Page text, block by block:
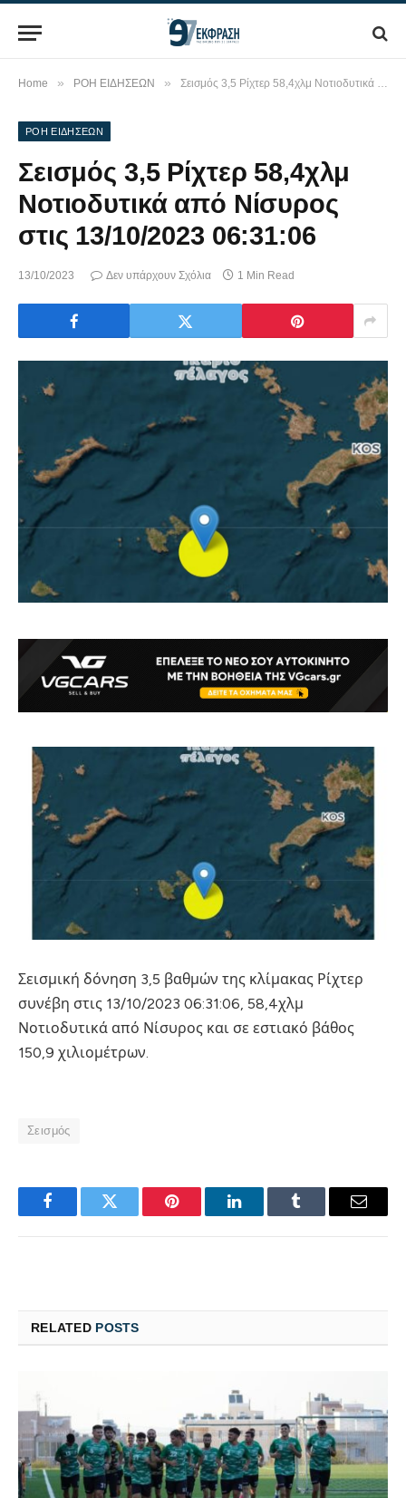
Home » ΡΟΗ ΕΙΔΗΣΕΩΝ » Σεισμός 3,5 Ρίχτερ 58,4χλμ Νοτιοδυτικά από Νίσυρος στις 13/10/2023 06:31:06
ΡΟΗ ΕΙΔΗΣΕΩΝ
Σεισμός 3,5 Ρίχτερ 58,4χλμ
Νοτιοδυτικά από Νίσυρος
στις 13/10/2023 06:31:06
13/10/2023 Δεν υπάρχουν Σχόλια 1 Min Read
Σεισμική δόνηση 3,5 βαθμών της κλίμακας Ρίχτερ
συνέβη στις 13/10/2023 06:31:06, 58,4χλμ
Νοτιοδυτικά από Νίσυρος και σε εστιακό βάθος
150,9 χιλιομέτρων.
Σεισμός
FacebookTwitter Pinterest LinkedInTumblr Email
RELATED POSTS